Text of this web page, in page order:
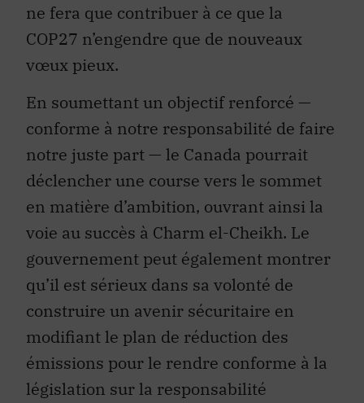
ne fera que contribuer à ce que la
COP27 n’engendre que de nouveaux
vœux pieux.
En soumettant un objectif renforcé —
conforme à notre responsabilité de faire
notre juste part — le Canada pourrait
déclencher une course vers le sommet
en matière d’ambition, ouvrant ainsi la
voie au succès à Charm el-Cheikh. Le
gouvernement peut également montrer
qu’il est sérieux dans sa volonté de
construire un avenir sécuritaire en
modifiant le plan de réduction des
émissions pour le rendre conforme à la
législation sur la responsabilité